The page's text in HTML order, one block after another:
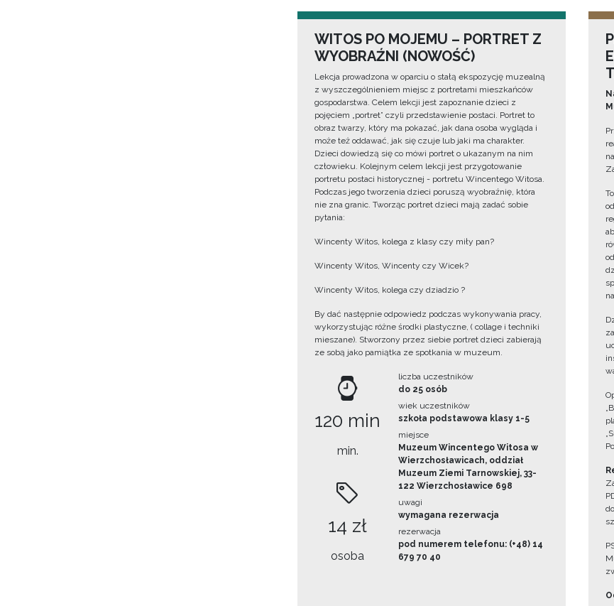
WITOS PO MOJEMU – PORTRET Z
WYOBRAŹNI (NOWOŚĆ)
Lekcja prowadzona w oparciu o stałą ekspozycję muzealną
z wyszczególnieniem miejsc z portretami mieszkańców
gospodarstwa. Celem lekcji jest zapoznanie dzieci z
pojęciem „portret” czyli przedstawienie postaci. Portret to
obraz twarzy, który ma pokazać, jak dana osoba wygląda i
może też oddawać, jak się czuje lub jaki ma charakter.
Dzieci dowiedzą się co mówi portret o ukazanym na nim
człowieku. Kolejnym celem lekcji jest przygotowanie
portretu postaci historycznej - portretu Wincentego Witosa.
Podczas jego tworzenia dzieci poruszą wyobraźnię, która
nie zna granic. Tworząc portret dzieci mają zadać sobie
pytania:
Wincenty Witos, kolega z klasy czy miły pan?
Wincenty Witos, Wincenty czy Wicek?
Wincenty Witos, kolega czy dziadzio ?
By dać następnie odpowiedz podczas wykonywania pracy,
wykorzystując różne środki plastyczne, ( collage i techniki
mieszane). Stworzony przez siebie portret dzieci zabierają
ze sobą jako pamiątka ze spotkania w muzeum.
120 min
min.
14 zł
osoba
liczba uczestników
do 25 osób
wiek uczestników
szkoła podstawowa klasy 1-5
miejsce
Muzeum Wincentego Witosa w
Wierzchosławicach, oddział
Muzeum Ziemi Tarnowskiej, 33-
122 Wierzchosławice 698
uwagi
wymagana rezerwacja
rezerwacja
pod numerem telefonu: (+48) 14
679 70 40